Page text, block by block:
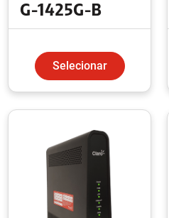
G-1425G-B
Selecionar